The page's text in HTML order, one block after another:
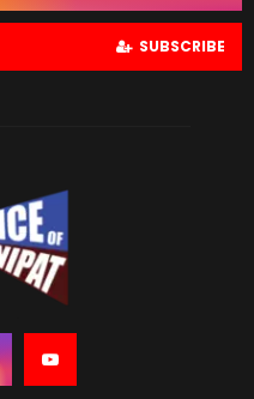
SUBSCRIBE